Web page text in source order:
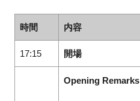
時間 内容
17:15 開場
Opening Remarks